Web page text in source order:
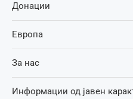
Донации
Европа
За нас
Информации од јавен